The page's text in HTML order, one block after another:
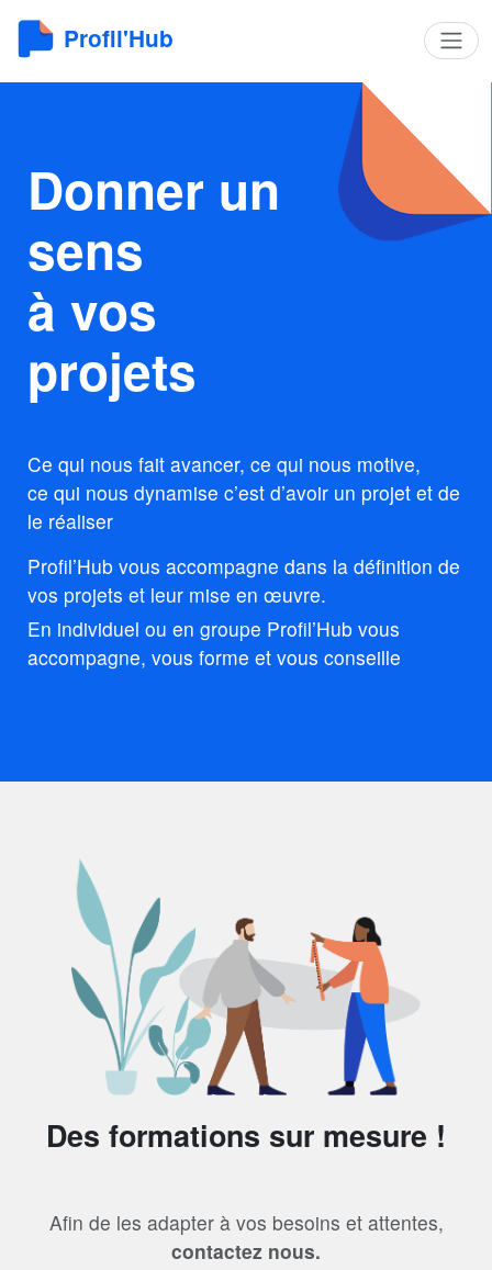
Profil'Hub
Donner un
sens
à vos
projets
Ce qui nous fait avancer, ce qui nous motive,
ce qui nous dynamise c’est d’avoir un projet et de
le réaliser
Profil’Hub vous accompagne dans la définition de
vos projets et leur mise en œuvre.
En individuel ou en groupe Profil’Hub vous
accompagne, vous forme et vous conseille
Des formations sur mesure !
Afin de les adapter à vos besoins et attentes,
contactez nous.